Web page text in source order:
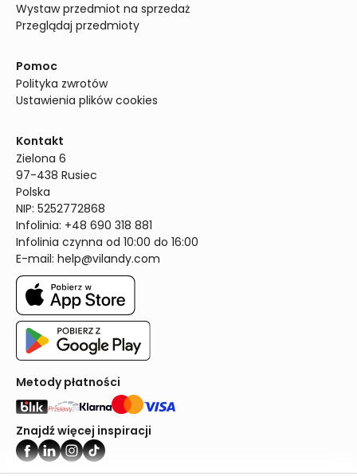
Wystaw przedmiot na sprzedaż
Przeglądaj przedmioty
Pomoc
Polityka zwrotów
Ustawienia plików cookies
Kontakt
Zielona 6
97-438 Rusiec
Polska
NIP: 5252772868
Infolinia: +48 690 318 881
Infolinia czynna od 10:00 do 16:00
E-mail: help@vilandy.com
Metody płatności
Znajdź więcej inspiracji